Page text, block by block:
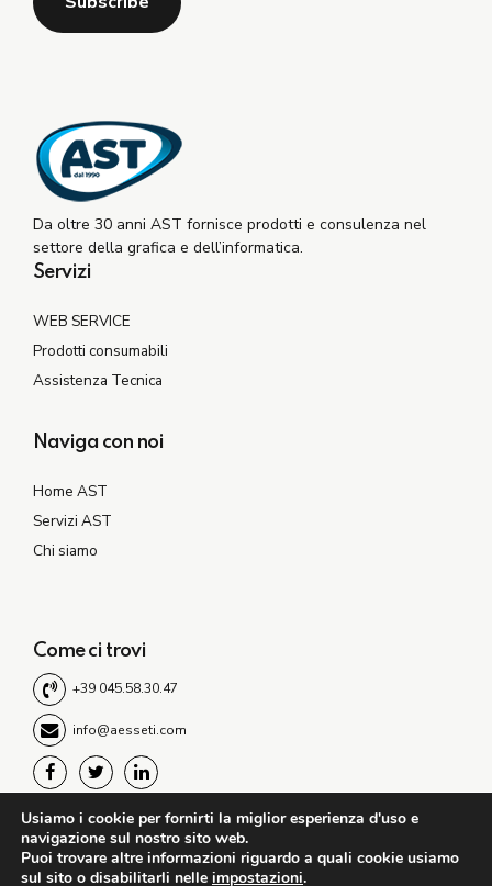
Da oltre 30 anni AST fornisce prodotti e consulenza nel
settore della grafica e dell’informatica.
Servizi
WEB SERVICE
Prodotti consumabili
Assistenza Tecnica
Naviga con noi
Home AST
Servizi AST
Chi siamo
Come ci trovi
+39 045.58.30.47
info@aesseti.com
©2021 A.S.T. s.r.l. - Via Salisburgo, 4 - 37136 Verona -P.IVA:
02469270231
Usiamo i cookie per fornirti la miglior esperienza d'uso e
navigazione sul nostro sito web.
Puoi trovare altre informazioni riguardo a quali cookie usiamo
sul sito o disabilitarli nelle impostazioni.